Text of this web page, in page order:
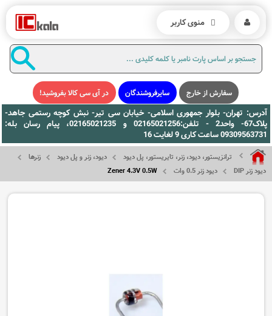
سفارش از خارج سایرفروشندگان در آی سی کالا بفروشید!
آدرس: تهران- بلوار جمهوری اسلامی- خیابان سی تیر- نبش کوچه رستمی جاهد-
پلاک67- واحد2 - تلفن:02165021256 و 02165021235، پیام رسان بله:
09309563731 ساعت کاری 9 لغایت 16
ترانزیستور، دیود، زنر، تایریستور، پل دیود دیود، زنر و پل دیود
زنرها
دیود زنر DIP
دیود زنر 0.5 وات Zener 4.3V 0.5W
منوی کاربر